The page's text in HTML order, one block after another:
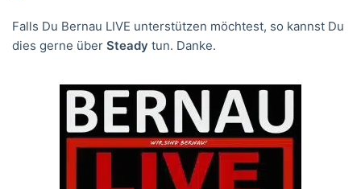
Falls Du Bernau LIVE unterstützen möchtest, so kannst Du
dies gerne über Steady tun. Danke.